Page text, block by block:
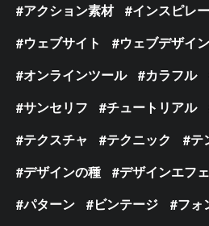
アクション素材
インスピレ
ウェブサイト
ウェブデザイン
オンラインツール
カラフル
サンセリフ
チュートリアル
テクスチャ
テクニック
テ
デザインの種
デザインエフ
パターン
ビンテージ
フォ